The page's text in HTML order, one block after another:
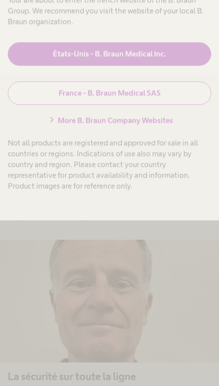
Group. We recommend you visit the website of your local B.
Braun organization.
États-Unis - B. Braun Medical Inc.
France - B. Braun Medical SAS
chevron_right More B. Braun Company Websites
Not all products are registered and approved for sale in all
countries or regions. Indications of use also may vary by
country and region. Please contact your country
representative for product availability and information.
Product images are for reference only.
Mieux soigner avec les données connectées
- 1ère partie
La sécurité sur toute la ligne